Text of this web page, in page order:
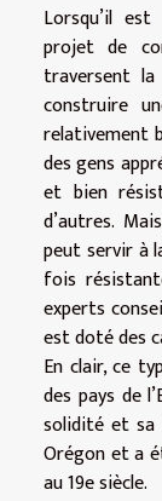
Lorsqu’il
projet de
traversent
construire
relativement
des gens
et bien
d’autres.
peut servir à
fois
experts
est doté des
En clair, ce
des pays de
solidité et sa
Orégon et a
au 19e siècle.